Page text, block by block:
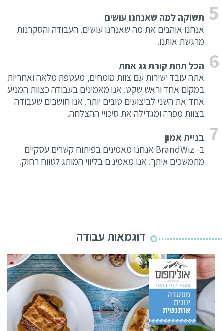
תשוקה למה שאנחנו עושים
אנחנו אוהבים את מה שאנחנו עושים. העבודה והסקרנות
מרגשת אותנו.
הכל תחת קורת גג אחת
אתה עובד ישירות עם צוות מומחים, מעטפת מלאה ואחריות
במקום אחד וראש שקט. אנו מאמינים בעבודה כצוות המניע
אחד את השני לביצועים טובים יותר. אנו חושבים שעבודה
בצוות מפרה ומגדילה את סיכויי ההצלחה.
בניית אמון
ב- BrandWiz אנחנו מאמינים בפיתוח קשרים עסקיים
מתמשכים איתך. אנו מאמינים בליווי המותג לטווח רחוק.
דוגמאות עבודה